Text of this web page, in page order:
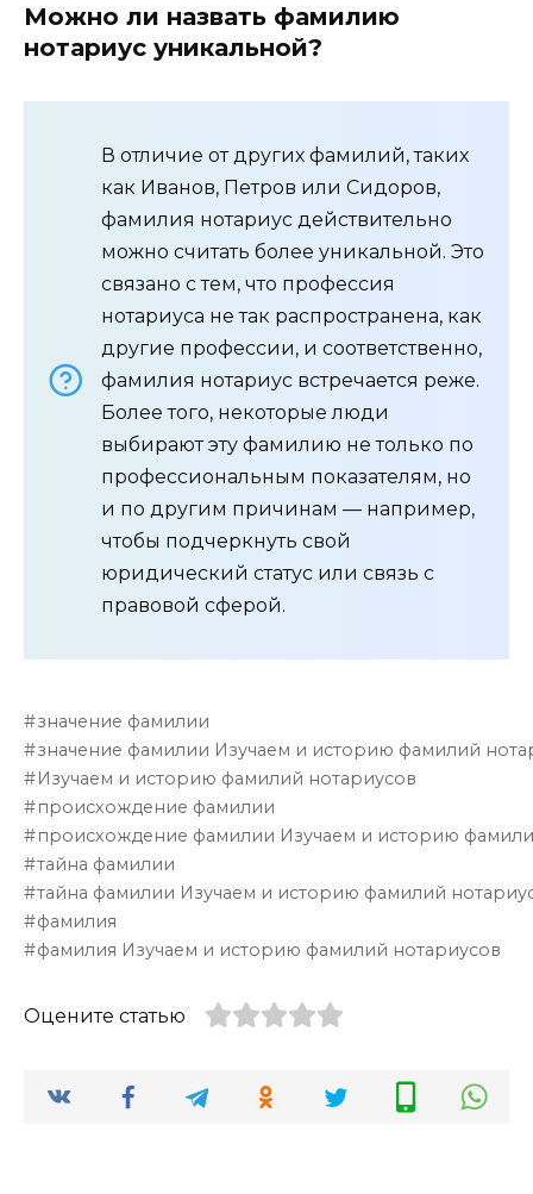
Можно ли назвать фамилию
нотариус уникальной?
В отличие от других фамилий, таких
как Иванов, Петров или Сидоров,
фамилия нотариус действительно
можно считать более уникальной. Это
связано с тем, что профессия
нотариуса не так распространена, как
другие профессии, и соответственно,
фамилия нотариус встречается реже.
Более того, некоторые люди
выбирают эту фамилию не только по
профессиональным показателям, но
и по другим причинам — например,
чтобы подчеркнуть свой
юридический статус или связь с
правовой сферой.
значение фамилии
значение фамилии Изучаем и историю фамилий
Изучаем и историю фамилий нотариусов
происхождение фамилии
происхождение фамилии Изучаем и историю
тайна фамилии
тайна фамилии Изучаем и историю фамилий
фамилия
фамилия Изучаем и историю фамилий нотариусов
Оцените статью